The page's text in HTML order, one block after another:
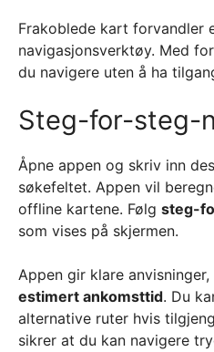
Frakoblede kart forvandler
navigasjonsverktøy. Med
du navigere uten å ha
Steg-for-steg-
Åpne appen og skriv inn
søkefeltet. Appen vil
offline kartene. Følg steg-
som vises på skjermen.
Appen gir klare
estimert ankomsttid. Du
alternative ruter hvis
sikrer at du kan navigere